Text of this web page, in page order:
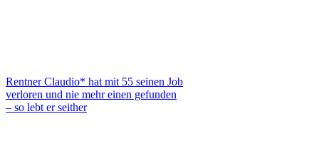
Rentner Claudio* hat mit 55 seinen Job
verloren und nie mehr einen gefunden
– so lebt er seither